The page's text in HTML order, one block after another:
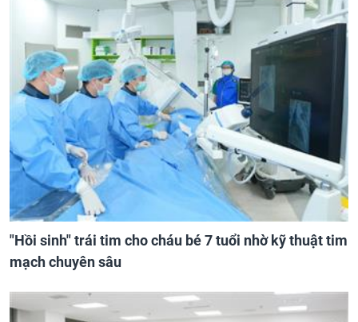
"Hồi sinh" trái tim cho cháu bé 7 tuổi nhờ kỹ thuật tim
mạch chuyên sâu